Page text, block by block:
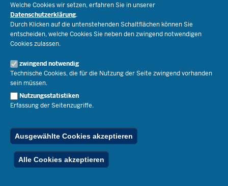
Welche Cookies wir setzen, erfahren Sie in unserer
Datenschutzerklärung.
Durch Klicken auf die untenstehenden Schaltflächen können Sie
entscheiden, welche Cookies Sie neben den zwingend notwendigen
Cookies zulassen.
zwingend notwendig
Technische Cookies, die für die Nutzung der Seite zwingend vorhanden
sein müssen.
Nutzungsstatistiken
Erfassung der Seitenzugriffe.
Ausgewählte Cookies akzeptieren
Alle Cookies akzeptieren
Schulleben
Organisation
Open Government
Bibliothek
Veranstaltungen
Geschäftsbereich
Karriere.MSB
Pressemitteilungen
Pressefotos
Social Media
Service
Schule(n) suchen
Der Weg zu uns
Impressum
Publikationen
RSS-Feed
Stellenfinder
Spezialangebote
Amtsblatt abonnieren
© 2026 Bildungsportal NRW
Below
Menu
Inhalt Impressum Datenschutz